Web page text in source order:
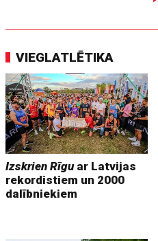
VIEGLATLĒTIKA
Izskrien Rīguar Latvijas
rekordistiem un 2000
dalībniekiem